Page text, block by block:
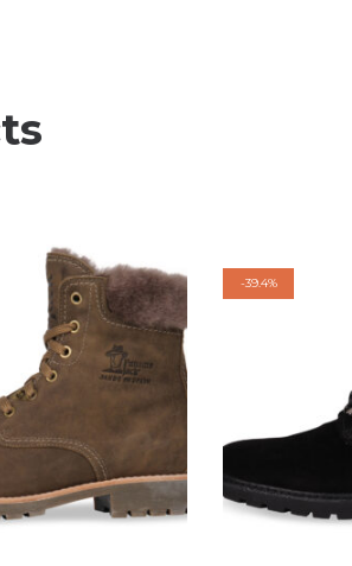
-39.4%